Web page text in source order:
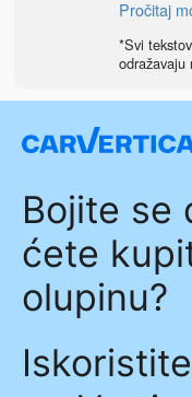
Pročitaj
*Svi
odražavaju